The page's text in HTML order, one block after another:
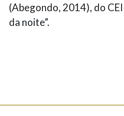
(Abegondo, 2014), do
da noite”.